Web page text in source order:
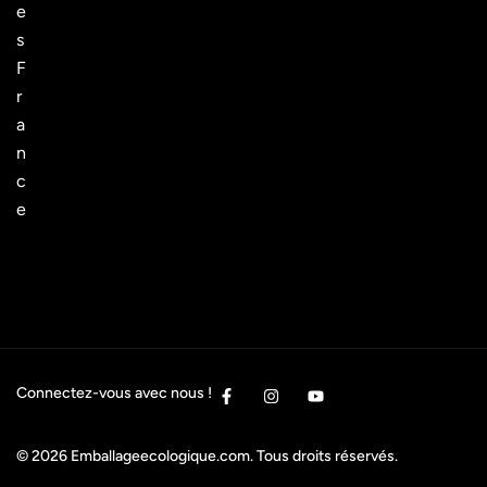
e
s
F
r
a
n
c
e
Connectez-vous avec nous !
© 2026 Emballageecologique.com. Tous droits réservés.